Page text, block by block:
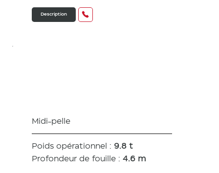
Description
Midi-pelle
Poids opérationnel : 9.8 t
Profondeur de fouille : 4.6 m